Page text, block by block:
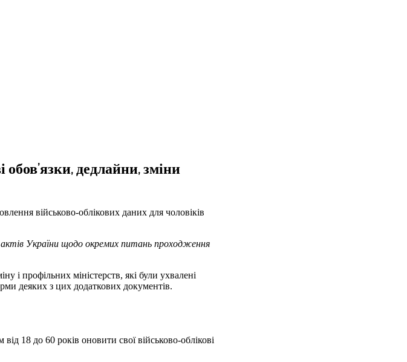
обов’язки, дедлайни, зміни
військово-облікових даних для чоловіків
актів України щодо окремих питань проходження
і профільних міністерств, які були ухвалені
деяких з цих додаткових документів.
18 до 60 років оновити свої військово-облікові